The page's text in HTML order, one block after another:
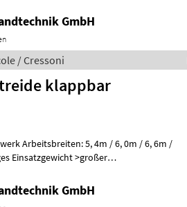
GmbH
/ Cressoni
klappbar
/ 6, 6m /
GmbH